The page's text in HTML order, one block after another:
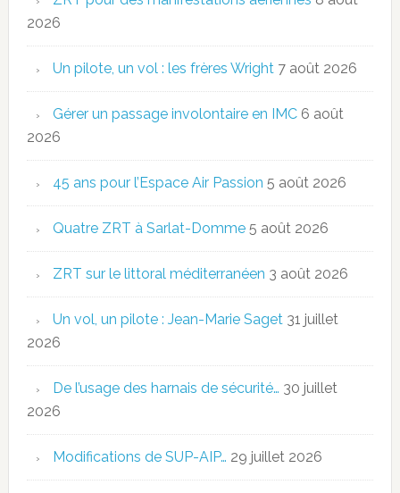
2026
Un pilote, un vol : les frères Wright 7 août 2026
Gérer un passage involontaire en IMC 6 août
2026
45 ans pour l’Espace Air Passion 5 août 2026
Quatre ZRT à Sarlat-Domme 5 août 2026
ZRT sur le littoral méditerranéen 3 août 2026
Un vol, un pilote : Jean-Marie Saget 31 juillet
2026
De l’usage des harnais de sécurité… 30 juillet
2026
Modifications de SUP-AIP… 29 juillet 2026